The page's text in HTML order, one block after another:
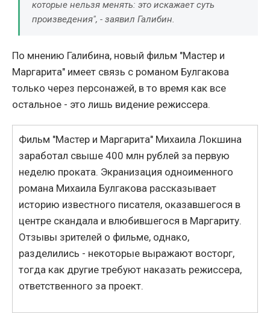
которые нельзя менять: это искажает суть
произведения", - заявил Галибин.
По мнению Галибина, новый фильм "Мастер и
Маргарита" имеет связь с романом Булгакова
только через персонажей, в то время как все
остальное - это лишь видение режиссера.
Фильм "Мастер и Маргарита" Михаила Локшина
заработал свыше 400 млн рублей за первую
неделю проката. Экранизация одноименного
романа Михаила Булгакова рассказывает
историю известного писателя, оказавшегося в
центре скандала и влюбившегося в Маргариту.
Отзывы зрителей о фильме, однако,
разделились - некоторые выражают восторг,
тогда как другие требуют наказать режиссера,
ответственного за проект.